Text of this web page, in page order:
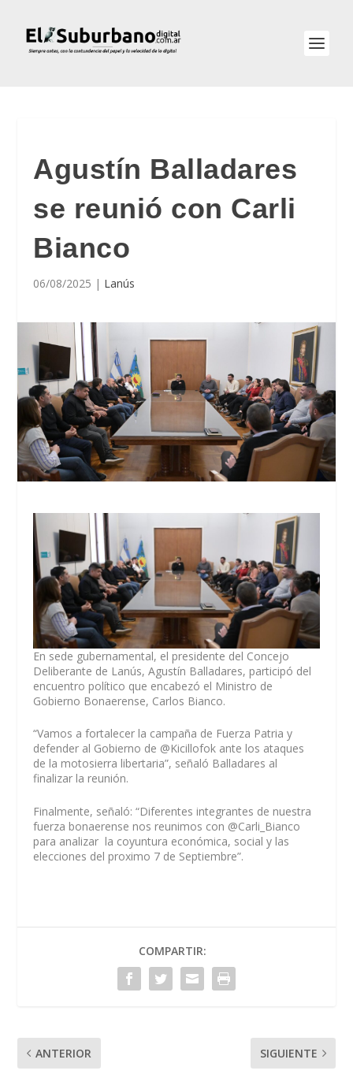
Agustín Balladares
se reunió con Carli
Bianco
06/08/2025 | Lanús
En sede gubernamental, el presidente del Concejo
Deliberante de Lanús, Agustín Balladares, participó del
encuentro político que encabezó el Ministro de
Gobierno Bonaerense, Carlos Bianco.
“Vamos a fortalecer la campaña de Fuerza Patria y
defender al Gobierno de @Kicillofok ante los ataques
de la motosierra libertaria”, señaló Balladares al
finalizar la reunión.
Finalmente, señaló: “Diferentes integrantes de nuestra
fuerza bonaerense nos reunimos con @Carli_Bianco
para analizar la coyuntura económica, social y las
elecciones del proximo 7 de Septiembre”.
COMPARTIR:
ANTERIOR SIGUIENTE